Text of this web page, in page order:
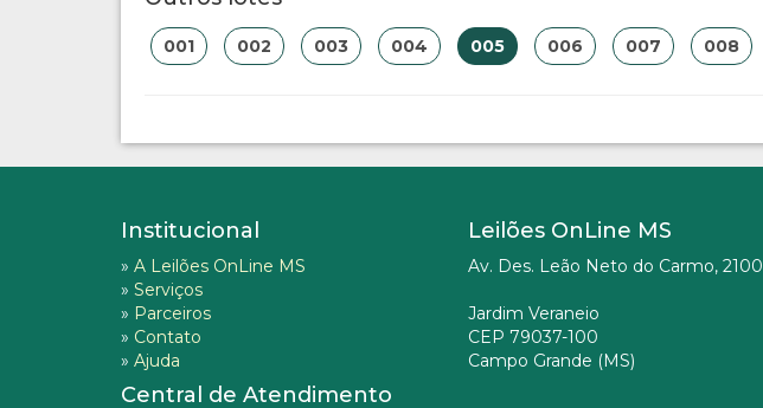
001 002 003 004 005 006 007 008
Institucional
» A Leilões OnLine MS
» Serviços
» Parceiros
» Contato
» Ajuda
Central de Atendimento
Leilões OnLine MS
Av. Des. Leão Neto do Carmo, 2100
Jardim Veraneio
CEP 79037-100
Campo Grande (MS)